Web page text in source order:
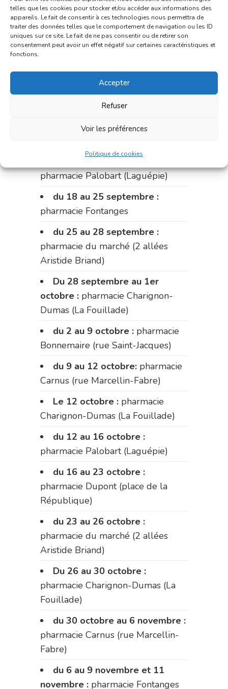
telles que les cookies pour stocker et/ou accéder aux informations des
appareils. Le fait de consentir à ces technologies nous permettra de
traiter des données telles que le comportement de navigation ou les ID
uniques sur ce site. Le fait de ne pas consentir ou de retirer son
consentement peut avoir un effet négatif sur certaines caractéristiques et
fonctions.
Accepter
Refuser
Voir les préférences
Politique de cookies
Fouillade)
du 4 au 11 septembre :
pharmacie Carnus (rue Marcellin-
du 11 au 14 septembre :
Le 14 septembre :pharmacie
pharmacie Palobart (Laguépie)
du 18 au 25 septembre :
pharmacie Fontanges
du 25 au 28 septembre :
pharmacie du marché (2 allées
Aristide Briand)
Du 28 septembre au 1er
octobre : pharmacie Charignon-
Dumas (La Fouillade)
du 2 au 9 octobre : pharmacie
Bonnemaire (rue Saint-Jacques)
du 9 au 12 octobre: pharmacie
Carnus (rue Marcellin-Fabre)
Le 12 octobre : pharmacie
Charignon-Dumas (La Fouillade)
du 12 au 16 octobre :
pharmacie Palobart (Laguépie)
du 16 au 23 octobre :
pharmacie Dupont (place de la
République)
du 23 au 26 octobre :
pharmacie du marché (2 allées
Aristide Briand)
Du 26 au 30 octobre :
pharmacie Charignon-Dumas (La
Fouillade)
du 30 octobre au 6 novembre :
pharmacie Carnus (rue Marcellin-
Fabre)
du 6 au 9 novembre et 11
novembre : pharmacie Fontanges